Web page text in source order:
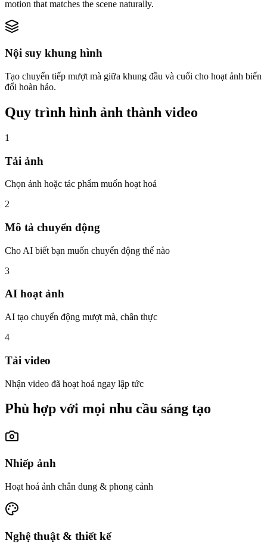
motion that matches the scene naturally.
Nội suy khung hình
Tạo chuyển tiếp mượt mà giữa khung đầu và cuối cho hoạt ảnh biến
đổi hoàn hảo.
Quy trình hình ảnh thành video
1
Tải ảnh
Chọn ảnh hoặc tác phẩm muốn hoạt hoá
2
Mô tả chuyển động
Cho AI biết bạn muốn chuyển động thế nào
3
AI hoạt ảnh
AI tạo chuyển động mượt mà, chân thực
4
Tải video
Nhận video đã hoạt hoá ngay lập tức
Phù hợp với mọi nhu cầu sáng tạo
Nhiếp ảnh
Hoạt hoá ảnh chân dung & phong cảnh
Nghệ thuật & thiết kế